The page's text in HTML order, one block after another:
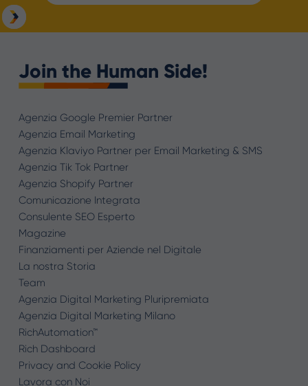
Join the Human Side!
Agenzia Google Premier Partner
Agenzia Email Marketing
Agenzia Klaviyo Partner per Email Marketing & SMS
Agenzia Tik Tok Partner
Agenzia Shopify Partner
Comunicazione Integrata
Consulente SEO Esperto
Magazine
Finanziamenti per Aziende nel Digitale
La nostra Storia
Team
Agenzia Digital Marketing Pluripremiata
Agenzia Digital Marketing Milano
RichAutomation™
Rich Dashboard
Privacy and Cookie Policy
Lavora con Noi